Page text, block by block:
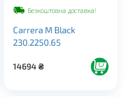
Безкоштовна доставка!
Carrera M Black
230.2250.65
14694₴